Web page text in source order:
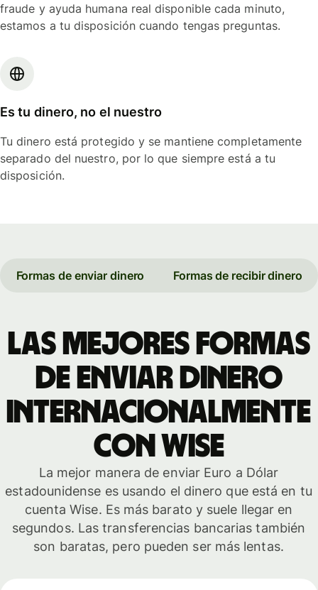
fraude y ayuda humana real disponible cada minuto,
estamos a tu disposición cuando tengas preguntas.
Es tu dinero, no el nuestro
Tu dinero está protegido y se mantiene completamente
separado del nuestro, por lo que siempre está a tu
disposición.
Formas de enviar dinero Formas de recibir dinero
Las mejores formas
de enviar dinero
internacionalmente
con Wise
La mejor manera de enviar Euro a Dólar
estadounidense es usando el dinero que está en tu
cuenta Wise. Es más barato y suele llegar en
segundos. Las transferencias bancarias también
son baratas, pero pueden ser más lentas.